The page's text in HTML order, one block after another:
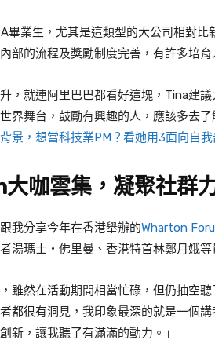
畢業生，尤其是這類型的大公司相對比
部的流程及獎勵制度完善，有許多培育
，就連阿里巴巴都看好這塊， Tina建
界舞台，鼓勵有興趣的人，應該多去
景，想當科技業PM？看她用3面向自
大咖雲集，凝聚社群
我分享今年在香港舉辦的Wharton
湯瑪士‧佛里曼、香港特首林鄭月娥等
，雖然在活動期間相當忙碌，但仍抽空
都很有洞見，我印象最深的就是一個
新，讓我聽了有滿滿的動力。」